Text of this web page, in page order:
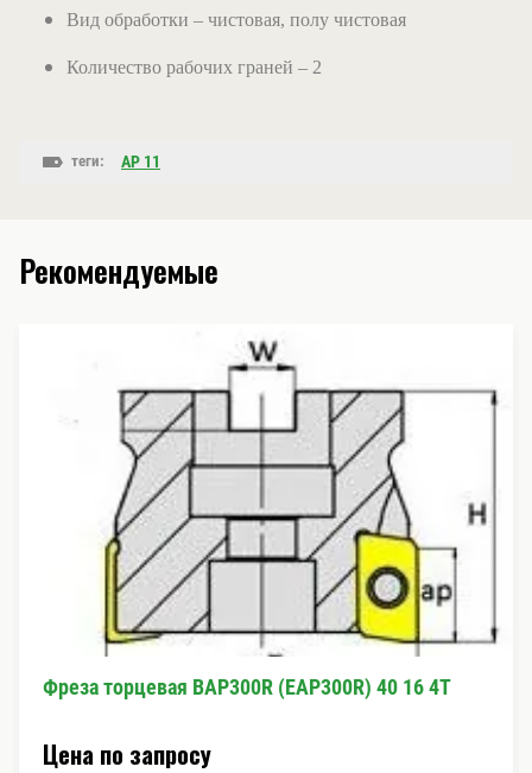
Вид обработки – чистовая, полу чистовая
Количество рабочих граней – 2
теги: AP 11
Рекомендуемые
Фреза торцевая BAP300R (EAP300R) 40 16 4T
Цена по запросу